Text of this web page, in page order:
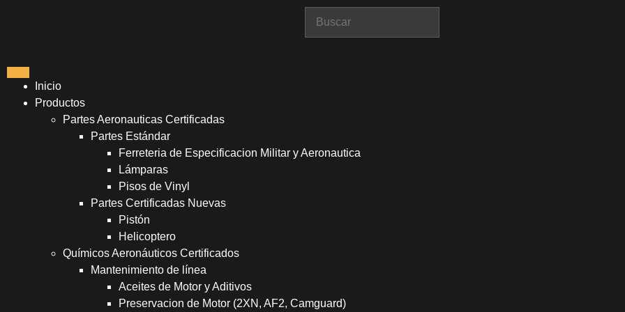
Inicio
Productos
Partes Aeronauticas Certificadas
Partes Estándar
Ferreteria de Especificacion Militar y Aeronautica
Lámparas
Pisos de Vinyl
Partes Certificadas Nuevas
Pistón
Helicoptero
Químicos Aeronáuticos Certificados
Mantenimiento de línea
Aceites de Motor y Aditivos
Preservacion de Motor (2XN, AF2, Camguard)